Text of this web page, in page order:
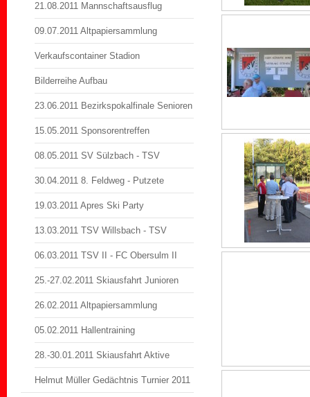
21.08.2011 Mannschaftsausflug
09.07.2011 Altpapiersammlung
Verkaufscontainer Stadion
Bilderreihe Aufbau
23.06.2011 Bezirkspokalfinale Senioren
15.05.2011 Sponsorentreffen
08.05.2011 SV Sülzbach - TSV
30.04.2011 8. Feldweg - Putzete
19.03.2011 Apres Ski Party
13.03.2011 TSV Willsbach - TSV
06.03.2011 TSV II - FC Obersulm II
25.-27.02.2011 Skiausfahrt Junioren
26.02.2011 Altpapiersammlung
05.02.2011 Hallentraining
28.-30.01.2011 Skiausfahrt Aktive
Helmut Müller Gedächtnis Turnier 2011